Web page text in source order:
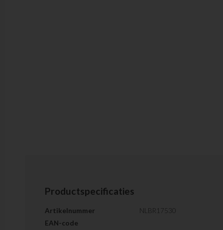
Productspecificaties
Artikelnummer
NLBR17530
EAN-code